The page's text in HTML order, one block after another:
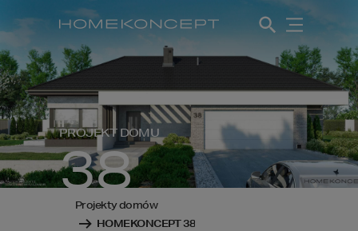
PROJEKT DOMU
38
Projekty domów
HOMEKONCEPT 38